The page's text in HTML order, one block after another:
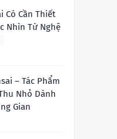
Có Cần Thiết
Nhìn Từ Nghệ
– Tác Phẩm
Nhỏ Dành
Gian